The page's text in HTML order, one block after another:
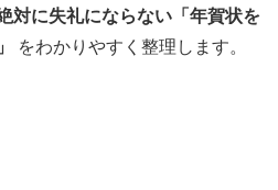
対に失礼にならない「年賀状を
をわかりやすく整理します。